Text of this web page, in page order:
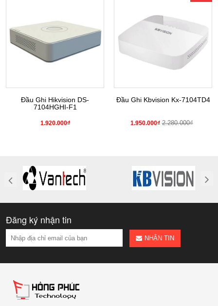
Đầu Ghi Hikvision DS-
7104HGHI-F1
1.920.000₫
Đầu Ghi Kbvision Kx-7104TD4
1.950.000₫ 2.280.000₫
Đăng ký nhận tin
NHẬN TIN